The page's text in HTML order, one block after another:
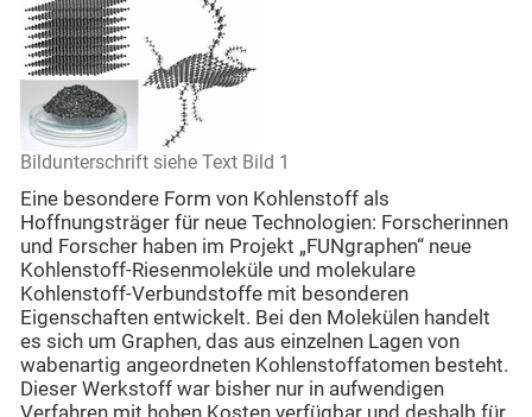
Bildunterschrift siehe Text Bild 1
Eine besondere Form von Kohlenstoff als
Hoffnungsträger für neue Technologien: Forscherinnen
und Forscher haben im Projekt „FUNgraphen“ neue
Kohlenstoff-Riesenmoleküle und molekulare
Kohlenstoff-Verbundstoffe mit besonderen
Eigenschaften entwickelt. Bei den Molekülen handelt
es sich um Graphen, das aus einzelnen Lagen von
wabenartig angeordneten Kohlenstoffatomen besteht.
Dieser Werkstoff war bisher nur in aufwendigen